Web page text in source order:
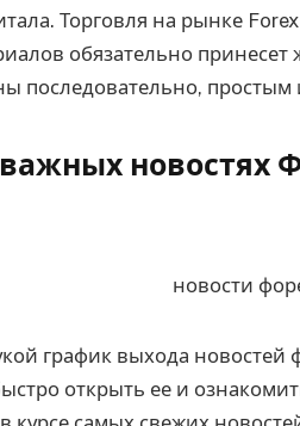
Торговля на рынке
обязательно
последовательно,
новостях
график выхода новостей
открыть ее и